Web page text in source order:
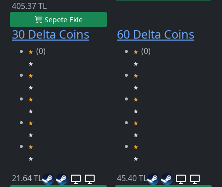
405.37 TL
Sepete Ekle
30 Delta Coins
(0)
21.64 TL
60 Delta Coins
(0)
45.40 TL